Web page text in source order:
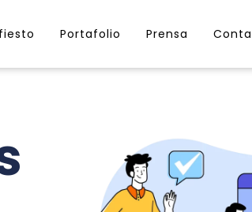
Portafolio Prensa